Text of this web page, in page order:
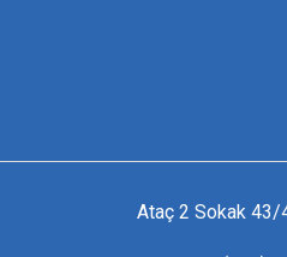
Ataç 2 Sokak 43/